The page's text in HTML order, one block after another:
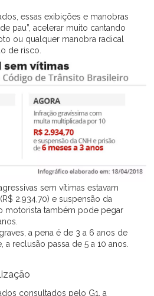
essas exibições e manobras
pau”, acelerar muito cantando
ou qualquer manobra radical
de risco.
sem vítimas estavam
2.934,70) e suspensão da
motorista também pode pegar
a pena é de 3 a 6 anos de
a reclusão passa de 5 a 10 anos.
consultados pelo G1, a